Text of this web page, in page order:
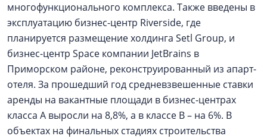
многофункционального комплекса. Также введены в
эксплуатацию бизнес-центр Riverside, где
планируется размещение холдинга Setl Group, и
бизнес-центр Space компании JetBrains в
Приморском районе, реконструированный из апарт-
отеля. За прошедший год средневзвешенные ставки
аренды на вакантные площади в бизнес-центрах
класса А выросли на 8,8%, а в классе В – на 6%. В
объектах на финальных стадиях строительства